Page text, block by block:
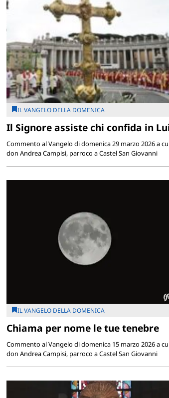
IL VANGELO DELLA DOMENICA
Il Signore assiste chi confida in
Commento al Vangelo di domenica 29 marzo 2026 a
don Andrea Campisi, parroco a Castel San Giovanni
IL VANGELO DELLA DOMENICA
Chiama per nome le tue tenebre
Commento al Vangelo di domenica 15 marzo 2026 a
don Andrea Campisi, parroco a Castel San Giovanni